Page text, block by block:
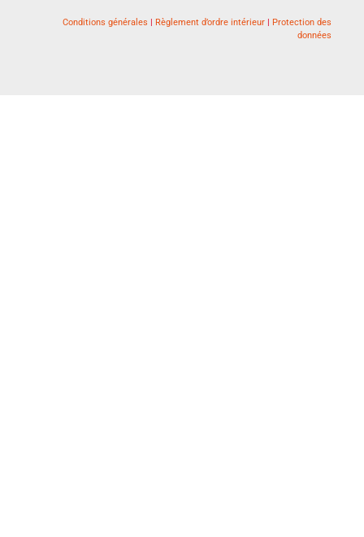
Conditions générales Règlement d’ordre intérieur
Protection des
données